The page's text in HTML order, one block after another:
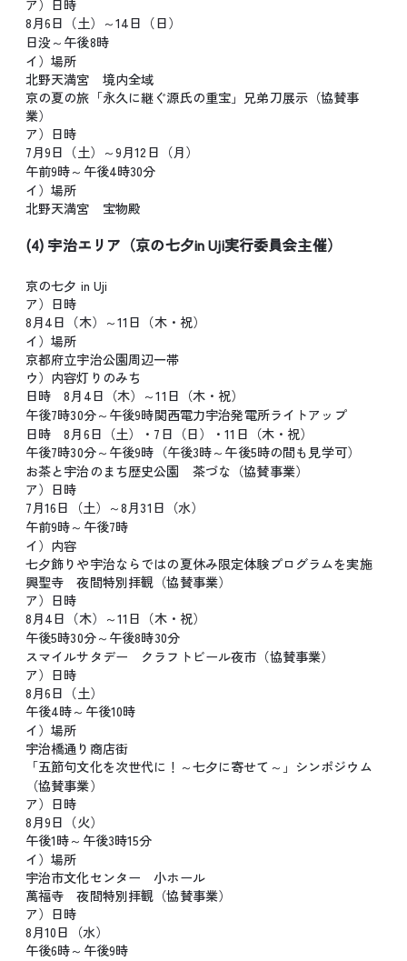
ア）日時
8月6日（土）～14日（日）
日没～午後8時
イ）場所
北野天満宮 境内全域
京の夏の旅「永久に継ぐ源氏の重宝」兄弟刀展示（協賛事
業）
ア）日時
7月9日（土）～9月12日（月）
午前9時～午後4時30分
イ）場所
北野天満宮 宝物殿
(4) 宇治エリア（京の七夕in Uji実行委員会主催）
京の七夕 in Uji
ア）日時
8月4日（木）～11日（木・祝）
イ）場所
京都府立宇治公園周辺一帯
ウ）内容灯りのみち
日時 8月4日（木）～11日（木・祝）
午後7時30分～午後9時関西電力宇治発電所ライトアップ
日時 8月6日（土）・7日（日）・11日（木・祝）
午後7時30分～午後9時（午後3時～午後5時の間も見学可）
お茶と宇治のまち歴史公園 茶づな（協賛事業）
ア）日時
7月16日（土）～8月31日（水）
午前9時～午後7時
イ）内容
七夕飾りや宇治ならではの夏休み限定体験プログラムを実施
興聖寺 夜間特別拝観（協賛事業）
ア）日時
8月4日（木）～11日（木・祝）
午後5時30分～午後8時30分
スマイルサタデー クラフトビール夜市（協賛事業）
ア）日時
8月6日（土）
午後4時～午後10時
イ）場所
宇治橋通り商店街
「五節句文化を次世代に！～七夕に寄せて～」シンポジウム
（協賛事業）
ア）日時
8月9日（火）
午後1時～午後3時15分
イ）場所
宇治市文化センター 小ホール
萬福寺 夜間特別拝観（協賛事業）
ア）日時
8月10日（水）
午後6時～午後9時